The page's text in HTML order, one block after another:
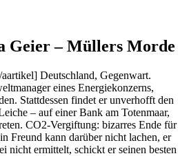
Geier – Müllers Morde
Deutschland, Gegenwart.
eines Energiekonzerns,
Stattdessen findet er unverhofft den
– auf einer Bank am Totenmaar,
CO2-Vergiftung: bizarres Ende für
Freund kann darüber nicht lachen, er
nicht ermittelt, schickt er seinen besten